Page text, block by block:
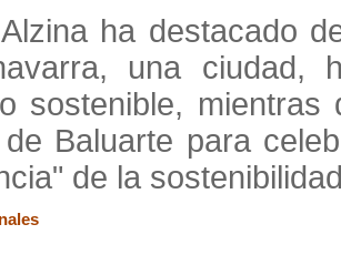
ha destacado
una ciudad,
sostenible,
Baluarte para
de la